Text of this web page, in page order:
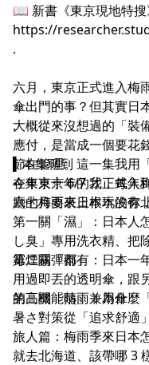
📖 新書《東京現地特
https://
.
六月，東京正式進入梅
傘出門的事？但其實日
大概從來沒想過的「
應付，是當成一個要花
節在管理。這一集我用
在東京十年的我，每年
六七月要來日本玩的你
.
▍本集聊到
今年東京 6/7 才正式入
廳的梅雨表上根本沒有
第一關「濕」：日本
し臭」專用洗衣精、把
霉煙霧彈都有
第二關「雨」：日本一
用過即丟的透明傘，
的高機能晴雨兼用傘
第三關「熱」：為什麼
暑さ對策從「追求舒適
旅人篇：梅雨季來日
就去北海道、該帶哪 3